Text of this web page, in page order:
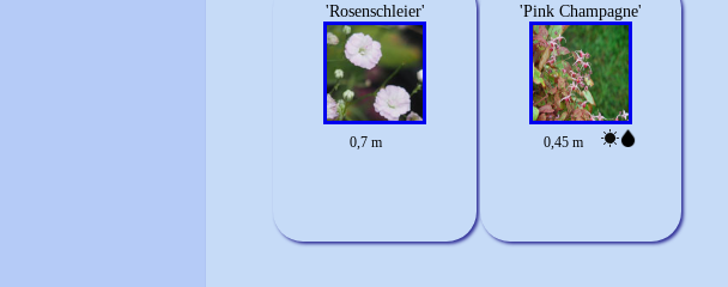
'Rosenschleier'
0,7 m
'Pink Champagne'
0,45 m